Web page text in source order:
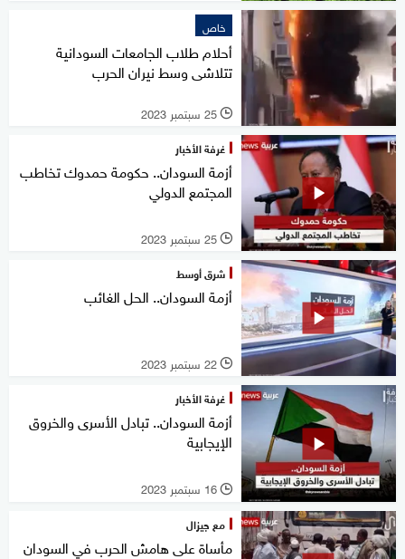
خاص
أحلام طلاب الجامعات السودانية
تتلاشى وسط نيران الحرب
l 25 سبتمبر 2023
غرفة الأخبار
أزمة السودان.. حكومة حمدوك تخاطب
المجتمع الدولي
l 25 سبتمبر 2023
شرق أوسط
أزمة السودان.. الحل الغائب
l 22 سبتمبر 2023
غرفة الأخبار
أزمة السودان.. تبادل الأسرى والخروق
الإيجابية
l 16 سبتمبر 2023
مع جيزال
مأساة على هامش الحرب في السودان